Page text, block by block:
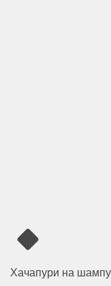
Хачапури на